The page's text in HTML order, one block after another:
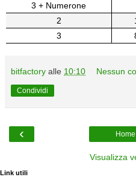
3 + Numerone
2
3
bitfactory alle 10:10 Nessun
Condividi
‹
Visualizza
Link utili